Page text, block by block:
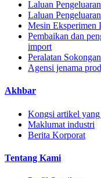
Laluan
Laluan
Mesin Eksperimen
Pembaikan dan
import
Peralatan
Agensi jenama
Akhbar
Kongsi artikel yang
Maklumat industri
Berita Korporat
Tentang Kami